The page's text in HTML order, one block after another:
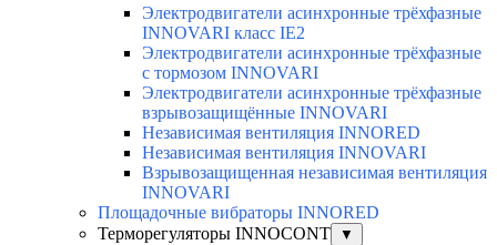
Электродвигатели асинхронные трёхфазные
INNOVARI класс IE2
Электродвигатели асинхронные трёхфазные
с тормозом INNOVARI
Электродвигатели асинхронные трёхфазные
взрывозащищённые INNOVARI
Независимая вентиляция INNORED
Независимая вентиляция INNOVARI
Взрывозащищенная независимая вентиляция
INNOVARI
Площадочные вибраторы INNORED
Терморегуляторы INNOCONT
▼